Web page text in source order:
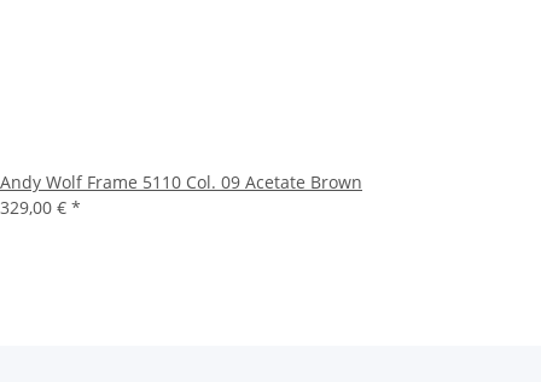
Andy Wolf Frame 5110 Col. 09 Acetate Brown
329,00 € *